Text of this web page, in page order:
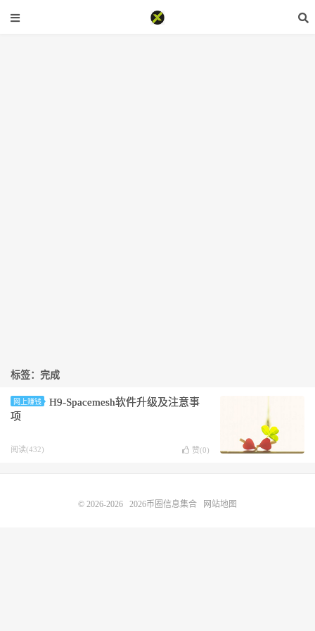
标签：完成
网上赚钱
H9-Spacemesh软件升级及注意事
项
阅读(432) 赞(0)
© 2026-2026 2026币圈信息集合 网站地图